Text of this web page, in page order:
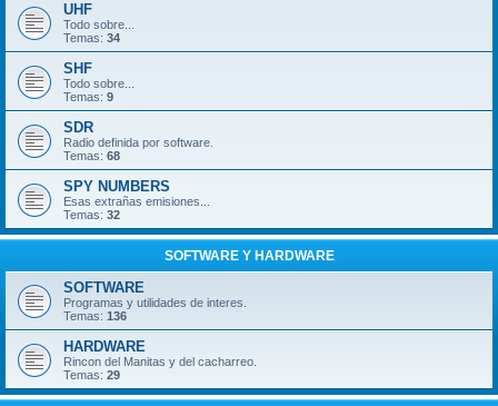
UHF
Todo sobre...
Temas: 34
SHF
Todo sobre...
Temas: 9
SDR
Radio definida por software.
Temas: 68
SPY NUMBERS
Esas extrañas emisiones...
Temas: 32
SOFTWARE Y HARDWARE
SOFTWARE
Programas y utilidades de interes.
Temas: 136
HARDWARE
Rincon del Manitas y del cacharreo.
Temas: 29